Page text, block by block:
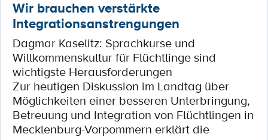
Wir brauchen verstärkte
Integrationsanstrengungen
Dagmar Kaselitz: Sprachkurse und
Willkommenskultur für Flüchtlinge sind
wichtigste Herausforderungen
Zur heutigen Diskussion im Landtag über
Möglichkeiten einer besseren Unterbringung,
Betreuung und Integration von Flüchtlingen in
Mecklenburg-Vorpommern erklärt die